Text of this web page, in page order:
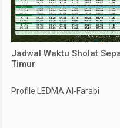
Jadwal Waktu Sholat
Timur
Profile LEDMA Al-Farabi